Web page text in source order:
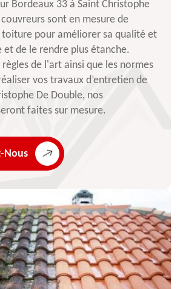
Bordeaux 33 à Saint Christophe
sont en mesure de
pour améliorer sa qualité et
et de le rendre plus étanche.
règles de l'art ainsi que les normes
vos travaux d’entretien de
De Double, nos
faites sur mesure.
Nous